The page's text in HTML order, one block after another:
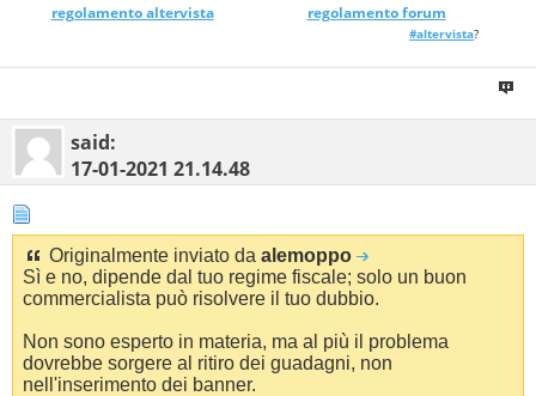
regolamento altervista_______________ regolamento forum
#altervista?
said:
17-01-2021 21.14.48
Originalmente inviato da alemoppo
Sì e no, dipende dal tuo regime fiscale; solo un buon
commercialista può risolvere il tuo dubbio.
Non sono esperto in materia, ma al più il problema
dovrebbe sorgere al ritiro dei guadagni, non
nell'inserimento dei banner.